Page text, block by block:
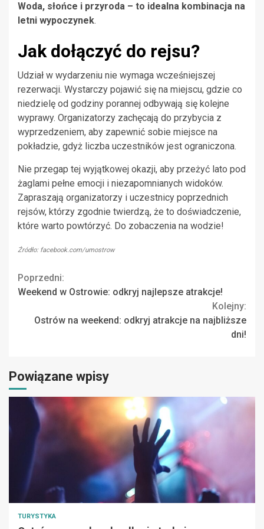
Woda, słońce i przyroda – to idealna kombinacja na
letni wypoczynek.
Jak dołączyć do rejsu?
Udział w wydarzeniu nie wymaga wcześniejszej
rezerwacji. Wystarczy pojawić się na miejscu, gdzie co
niedzielę od godziny porannej odbywają się kolejne
wyprawy. Organizatorzy zachęcają do przybycia z
wyprzedzeniem, aby zapewnić sobie miejsce na
pokładzie, gdyż liczba uczestników jest ograniczona.
Nie przegap tej wyjątkowej okazji, aby przeżyć lato pod
żaglami pełne emocji i niezapomnianych widoków.
Zapraszają organizatorzy i uczestnicy poprzednich
rejsów, którzy zgodnie twierdzą, że to doświadczenie,
które warto powtórzyć. Do zobaczenia na wodzie!
Źródło: facebook.com/umostrow
Continue
Poprzedni:
Weekend w Ostrowie: odkryj najlepsze atrakcje!
Kolejny:
Ostrów na weekend: odkryj atrakcje na najbliższe
dni!
Powiązane wpisy
TURYSTYKA